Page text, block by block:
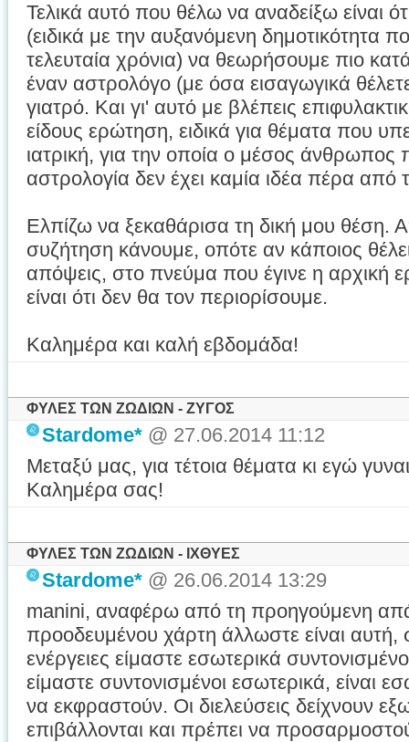
Τελικά αυτό που θέλω να αναδείξω είναι
(ειδικά με την αυξανόμενη δημοτικότητα
τελευταία χρόνια) να θεωρήσουμε πιο
έναν αστρολόγο (με όσα εισαγωγικά
γιατρό. Και γι' αυτό με βλέπεις
είδους ερώτηση, ειδικά για θέματα που
ιατρική, για την οποία ο μέσος άνθρωπος
αστρολογία δεν έχει καμία ιδέα πέρα από
Ελπίζω να ξεκαθάρισα τη δική μου θέση.
συζήτηση κάνουμε, οπότε αν κάποιος
απόψεις, στο πνεύμα που έγινε η αρχική
είναι ότι δεν θα τον περιορίσουμε.
Καλημέρα και καλή εβδομάδα!
ΦΥΛΕΣ ΤΩΝ ΖΩΔΙΩΝ - ΖΥΓΟΣ
Stardome* @ 27.06.2014 11:12
Μεταξύ μας, για τέτοια θέματα κι εγώ
Καλημέρα σας!
ΦΥΛΕΣ ΤΩΝ ΖΩΔΙΩΝ - ΙΧΘΥΕΣ
Stardome* @ 26.06.2014 13:29
manini, αναφέρω από τη προηγούμενη
προοδευμένου χάρτη άλλωστε είναι αυτή,
ενέργειες είμαστε εσωτερικά
είμαστε συντονισμένοι εσωτερικά, είναι
να εκφραστούν. Οι διελεύσεις δείχνουν
επιβάλλονται και πρέπει να